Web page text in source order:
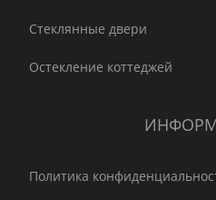
Стеклянные двери
Остекление коттеджей
Политика